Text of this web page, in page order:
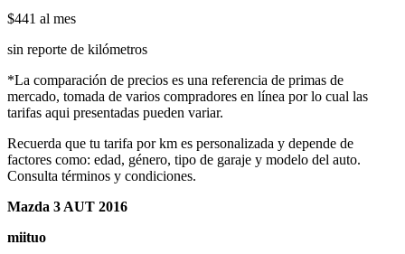
$441 al mes
sin reporte de kilómetros
*La comparación de precios es una referencia de primas de
mercado, tomada de varios compradores en línea por lo cual las
tarifas aqui presentadas pueden variar.
Recuerda que tu tarifa por km es personalizada y depende de
factores como: edad, género, tipo de garaje y modelo del auto.
Consulta términos y condiciones.
Mazda 3 AUT 2016
miituo